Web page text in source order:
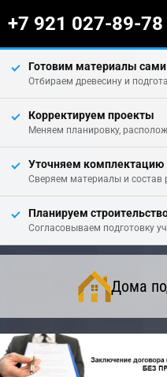
+7 921 027-89-78
Готовим материалы сами
Отбираем древесину и
Корректируем проекты
Меняем планировку,
Уточняем комплектацию
Сверяем материалы и состав
Планируем
Согласовываем подготовку
Дома